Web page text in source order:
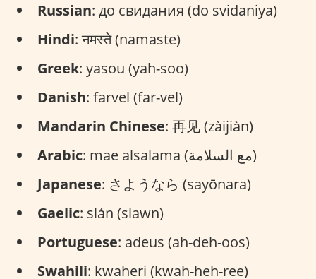
Russian: до свидания (do svidaniya)
Hindi: नमस्ते (namaste)
Greek: yasou (yah-soo)
Danish: farvel (far-vel)
Mandarin Chinese: 再见 (zàijiàn)
Arabic
: mae alsalama (مع السلامة)
Japanese: さようなら (sayōnara)
Gaelic: slán (slawn)
Portuguese: adeus (ah-deh-oos)
Swahili: kwaheri (kwah-heh-ree)